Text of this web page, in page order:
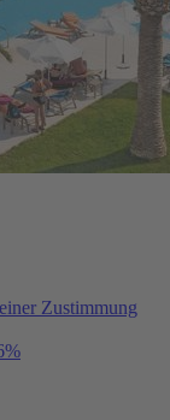
Zustimmung